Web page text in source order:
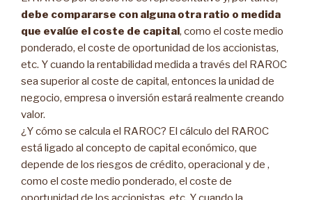
debe compararse con alguna otra ratio o medida
que evalúe el coste de capital, como el coste medio
ponderado, el coste de oportunidad de los accionistas,
etc. Y cuando la rentabilidad medida a través del RAROC
sea superior al coste de capital, entonces la unidad de
negocio, empresa o inversión estará realmente creando
valor.
¿Y cómo se calcula el RAROC? El cálculo del RAROC
está ligado al concepto de capital económico, que
depende de los riesgos de crédito, operacional y de ,
como el coste medio ponderado, el coste de